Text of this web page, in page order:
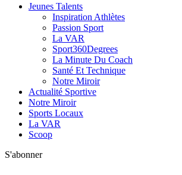
Jeunes Talents
Inspiration Athlètes
Passion Sport
La VAR
Sport360Degrees
La Minute Du Coach
Santé Et Technique
Notre Miroir
Actualité Sportive
Notre Miroir
Sports Locaux
La VAR
Scoop
S'abonner